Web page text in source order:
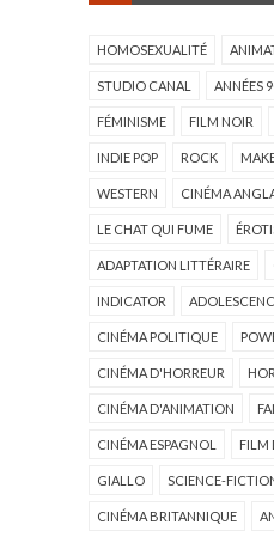
HOMOSEXUALITÉ
STUDIO CANAL ANNÉES
FÉMINISME FILM NOIR
INDIE POP ROCK
WESTERN CINÉMA
LE CHAT QUI FUME
ADAPTATION LITTÉRAIRE
INDICATOR
CINÉMA POLITIQUE
CINÉMA D'HORREUR
CINÉMA D'ANIMATION
CINÉMA ESPAGNOL FILM
GIALLO SCIENCE-
CINÉMA BRITANNIQUE